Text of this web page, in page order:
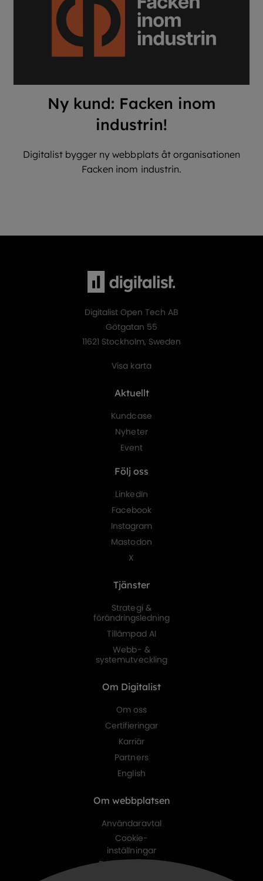
Ny kund: Facken inom
industrin!
Digitalist bygger ny webbplats åt organisationen
Facken inom industrin.
Digitalist Open Tech AB
Götgatan 55
11621 Stockholm, Sweden
Visa karta
Aktuellt
Kundcase
Nyheter
Event
Följ oss
LinkedIn
Facebook
Instagram
Mastodon
X
Tjänster
Strategi &
förändringsledning
Tillämpad AI
Webb- &
systemutveckling
Om Digitalist
Om oss
Certifieringar
Karriär
Partners
English
Om webbplatsen
Användaravtal
Cookie-
inställningar
Personuppgifts-